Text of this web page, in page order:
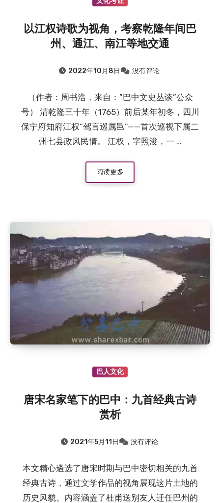
以江权诗歌为视角，考察乾隆年间巴
州、通江、南江等地交通
2022年10月8日 没有评论
（作者：周书浩，来自：”巴中文史丛谈”公众
号） 清乾隆三十年（1765）前后某年初冬，四川
保宁府知府江权“驾言巡属邑”——首次巡视下属二
州七县政风民情。 江权，字照浚，一 …
阅读更多
巴人文化
唐宋名家笔下的巴中：九首经典古诗
赏析
2021年5月11日 没有评论
本文精心遴选了唐宋时期与巴中密切相关的九首
经典古诗，通过文学作品的视角展现这片土地的
历史风貌。内容涵盖了杜甫送别友人迁任巴州的